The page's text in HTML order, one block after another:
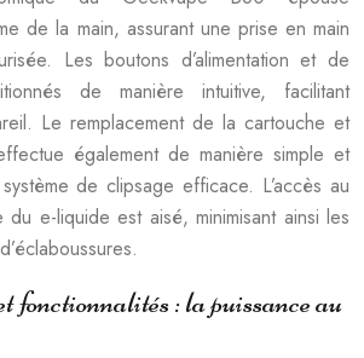
de la main, assurant une prise en main
Les boutons d’alimentation et de
de manière intuitive, facilitant
Le remplacement de la cartouche et
également de manière simple et
de clipsage efficace. L’accès au
e-liquide est aisé, minimisant ainsi les
fonctionnalités : la puissance au